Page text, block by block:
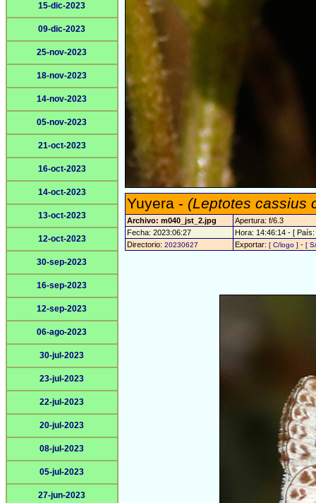
15-dic-2023
09-dic-2023
25-nov-2023
18-nov-2023
14-nov-2023
05-nov-2023
21-oct-2023
16-oct-2023
14-oct-2023
13-oct-2023
12-oct-2023
30-sep-2023
16-sep-2023
12-sep-2023
06-ago-2023
30-jul-2023
23-jul-2023
22-jul-2023
20-jul-2023
08-jul-2023
05-jul-2023
27-jun-2023
Yuyera - (Leptotes cassius
Archivo: m040_jst_2.jpg
Apertura: f/6.3
Fecha: 2023:06:27
Hora: 14:46:14 - [ País:
Directorio: 20230627 Exportar: [ C/logo ] - [